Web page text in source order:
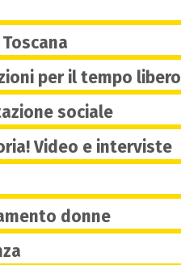
per il tempo libero
sociale
Video e interviste
donne